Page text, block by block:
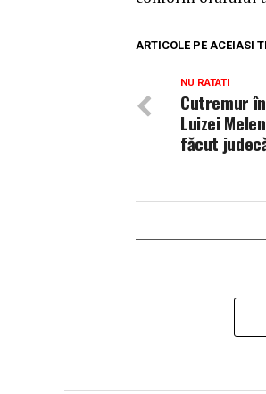
ARTICOLE PE ACEIASI
NU RATATI
Cutremur
Luizei
făcut